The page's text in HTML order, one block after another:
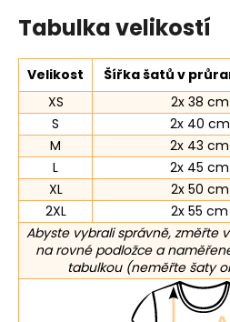
Tabulka velikostí
Velikost Šířka šatů v
XS
2x 38 cm
S
2x 40 cm
M
2x 43 cm
L
2x 45 cm
XL
2x 50 cm
2XL
2x 55 cm
Abyste vybrali správně, změřte
na rovné podložce a
tabulkou (neměřte šaty